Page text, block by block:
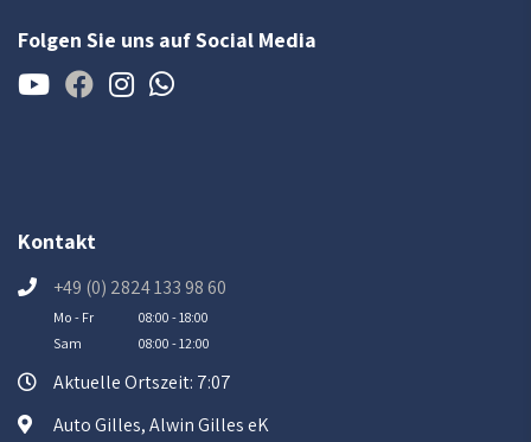
Folgen Sie uns auf Social Media
Kontakt
+49 (0) 2824 133 98 60
Mo - Fr
08:00 - 18:00
Sam
08:00 - 12:00
Aktuelle Ortszeit: 7:07
Auto Gilles, Alwin Gilles eK